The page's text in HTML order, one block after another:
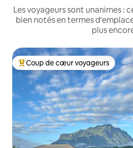
Les voyageurs sont unanimes :
bien notés en termes
plus
Coups de cœur voyageurs les
Coup de cœur voyageurs